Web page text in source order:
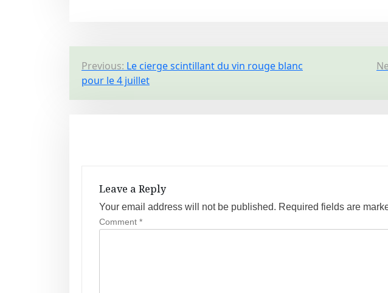
P
o
Previous: Le cierge scintillant du vin rouge blanc
pour le 4 juillet
Leave a Reply
Your email address will not be published. Required fields are
Comment *